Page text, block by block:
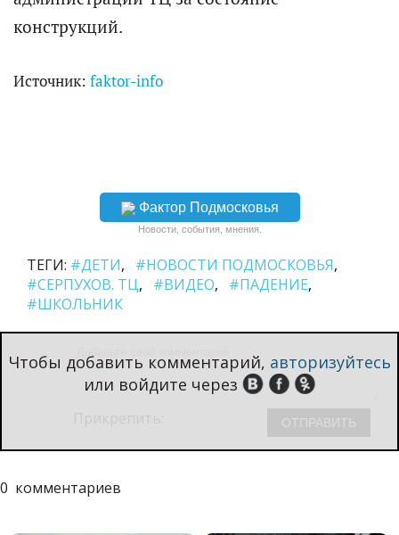
конструкций.
Источник: faktor-info
Фактор Подмосковья
Новости, события, мнения.
ТЕГИ: #ДЕТИ
#НОВОСТИ ПОДМОСКОВЬЯ
#СЕРПУХОВ. ТЦ
#ВИДЕО
#ПАДЕНИЕ
#ШКОЛЬНИК
Чтобы добавить комментарий, авторизуйтесь
или войдите через
0 комментариев